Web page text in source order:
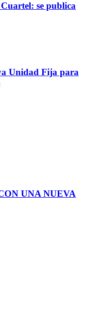
se publica
Unidad Fija para
UNA NUEVA